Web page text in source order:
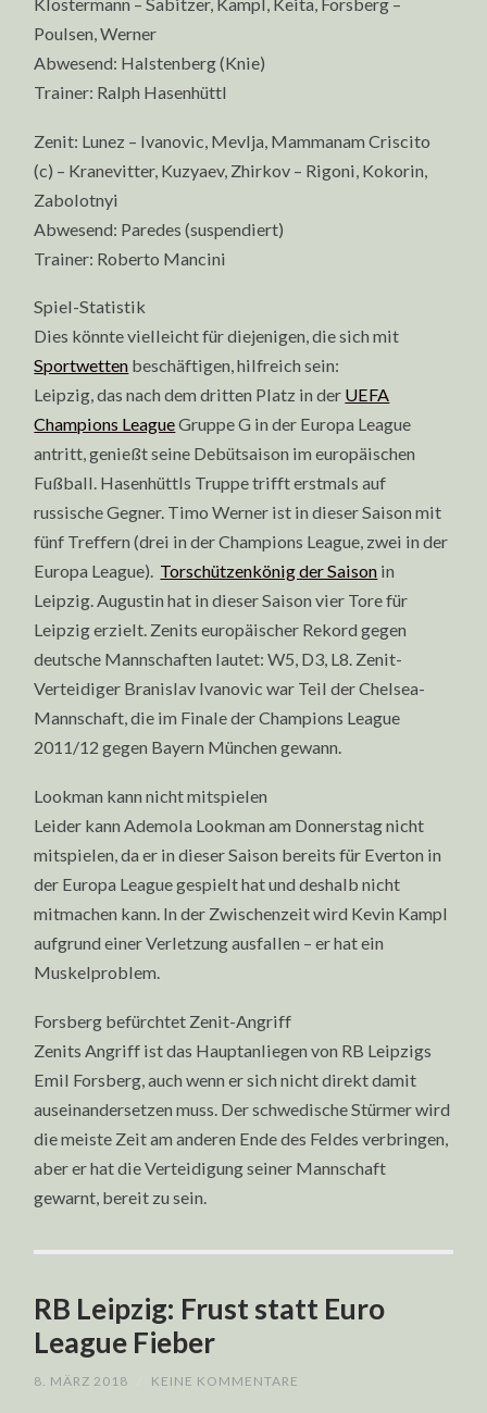
Poulsen, Werner
Abwesend: Halstenberg (Knie)
Trainer: Ralph Hasenhüttl
Zenit: Lunez – Ivanovic, Mevlja, Mammanam Criscito
(c) – Kranevitter, Kuzyaev, Zhirkov – Rigoni, Kokorin,
Zabolotnyi
Abwesend: Paredes (suspendiert)
Trainer: Roberto Mancini
Spiel-Statistik
Dies könnte vielleicht für diejenigen, die sich mit
Sportwetten beschäftigen, hilfreich sein:
Leipzig, das nach dem dritten Platz in der UEFA
Champions LeagueGruppe G in der Europa League
antritt, genießt seine Debütsaison im europäischen
Fußball. Hasenhüttls Truppe trifft erstmals auf
russische Gegner. Timo Werner ist in dieser Saison mit
fünf Treffern (drei in der Champions League, zwei in der
Europa League). Torschützenkönig der Saison in
Leipzig. Augustin hat in dieser Saison vier Tore für
Leipzig erzielt. Zenits europäischer Rekord gegen
deutsche Mannschaften lautet: W5, D3, L8. Zenit-
Verteidiger Branislav Ivanovic war Teil der Chelsea-
Mannschaft, die im Finale der Champions League
2011/12 gegen Bayern München gewann.
Lookman kann nicht mitspielen
Leider kann Ademola Lookman am Donnerstag nicht
mitspielen, da er in dieser Saison bereits für Everton in
der Europa League gespielt hat und deshalb nicht
mitmachen kann. In der Zwischenzeit wird Kevin Kampl
aufgrund einer Verletzung ausfallen – er hat ein
Muskelproblem.
Forsberg befürchtet Zenit-Angriff
Zenits Angriff ist das Hauptanliegen von RB Leipzigs
Emil Forsberg, auch wenn er sich nicht direkt damit
auseinandersetzen muss. Der schwedische Stürmer wird
die meiste Zeit am anderen Ende des Feldes verbringen,
aber er hat die Verteidigung seiner Mannschaft
gewarnt, bereit zu sein.
RB Leipzig: Frust statt Euro
League Fieber
8. MÄRZ 2018 KEINE KOMMENTARE